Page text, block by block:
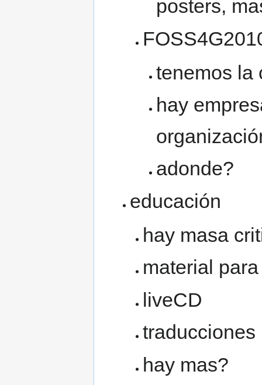
posters,
tenemos la
hay
adonde?
educación
hay masa
material
liveCD
traducciones
hay mas?